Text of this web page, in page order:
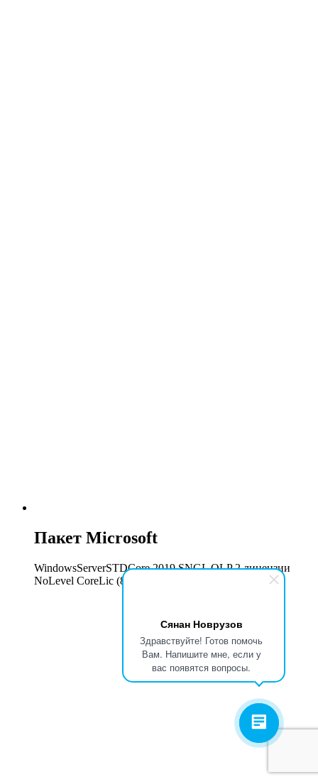
Сянан Новрузов
Здравствуйте! Готов помочь
Вам. Напишите мне, если у
вас появятся вопросы.
Пакет Microsoft
WindowsServerSTDCore 2019 SNGL OLP 2 лицензии
NoLevel CoreLic (8 ядер)